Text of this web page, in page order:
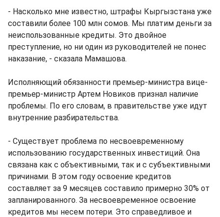
- Насколько мне известно, штрафы Кыргызстана уже
составили более 100 млн сомов. Мы платим деньги за
неиспользованные кредиты. Это двойное
преступление, но ни один из руководителей не понес
наказание, - сказала Мамашова.
Исполняющий обязанности премьер-министра вице-
премьер-министр Артем Новиков признал наличие
проблемы. По его словам, в правительстве уже идут
внутренние разбирательства.
- Существует проблема по несвоевременному
использованию государственных инвестиций. Она
связана как с объективными, так и с субъективными
причинами. В этом году освоение кредитов
составляет за 9 месяцев составило примерно 30% от
запланированного. За несвоевременное освоение
кредитов мы несем потери. Это справедливое и